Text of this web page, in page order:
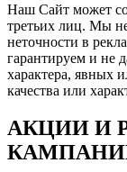
Наш Сайт может
третьих лиц. Мы
неточности в
гарантируем и не
характера, явных
качества или
АКЦИИ И